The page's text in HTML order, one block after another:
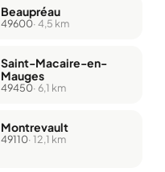
Beaupréau
49600· 4,5 km
Saint-Macaire-en-
Mauges
49450· 6,1 km
Montrevault
49110· 12,1 km